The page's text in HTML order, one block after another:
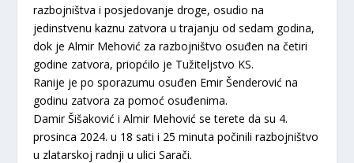
razbojništva i posjedovanje droge, osudio na
jedinstvenu kaznu zatvora u trajanju od sedam godina,
dok je Almir Mehović za razbojništvo osuđen na četiri
godine zatvora, priopćilo je Tužiteljstvo KS.
Ranije je po sporazumu osuđen Emir Šenderović na
godinu zatvora za pomoć osuđenima.
Damir Šišaković i Almir Mehović se terete da su 4.
prosinca 2024. u 18 sati i 25 minuta počinili razbojništvo
u zlatarskoj radnji u ulici Sarači.